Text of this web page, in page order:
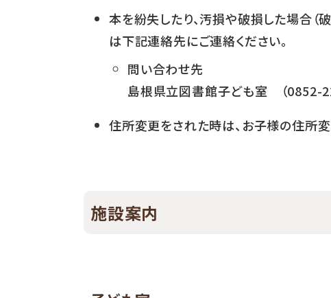
本を紛失したり、汚損や破損した場合（
は下記連絡先にご連絡ください。
問い合わせ先
島根県立図書館子ども室 （0852-
住所変更をされた時は、お子様の住所変
施設案内